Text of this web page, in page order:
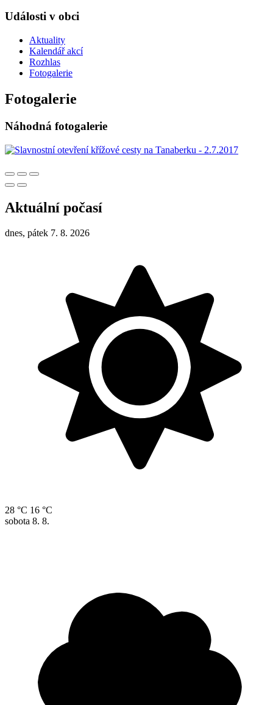
Události v obci
Aktuality
Kalendář akcí
Rozhlas
Fotogalerie
Fotogalerie
Náhodná fotogalerie
Aktuální počasí
dnes, pátek 7. 8. 2026
28 °C 16 °C
sobota 8. 8.